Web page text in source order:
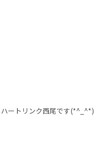
ハートリンク西尾です(*^_^*)